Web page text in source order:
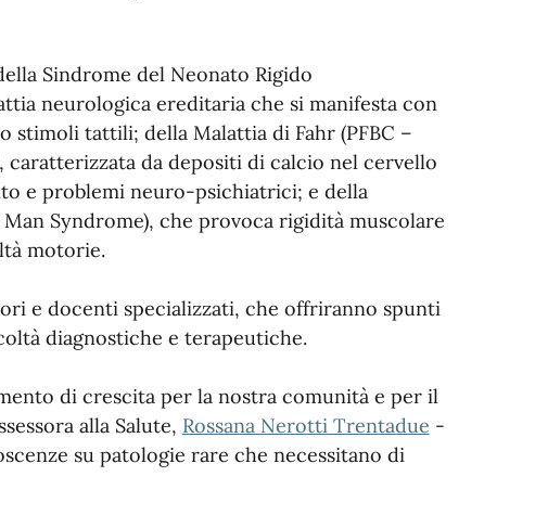
Sindrome del Neonato Rigido
neurologica ereditaria che si manifesta con
stimoli tattili; della Malattia di Fahr (PFBC –
caratterizzata da depositi di calcio nel cervello
e problemi neuro-psichiatrici; e della
Syndrome), che provoca rigidità muscolare
motorie.
e docenti specializzati, che offriranno spunti
diagnostiche e terapeutiche.
di crescita per la nostra comunità e per il
alla Salute, Rossana Nerotti Trentadue -
su patologie rare che necessitano di